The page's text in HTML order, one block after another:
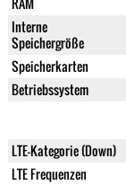
Interne
Speichergröße
Speicherkarten
Betriebssystem
LTE-Kategorie (Down)
LTE Frequenzen